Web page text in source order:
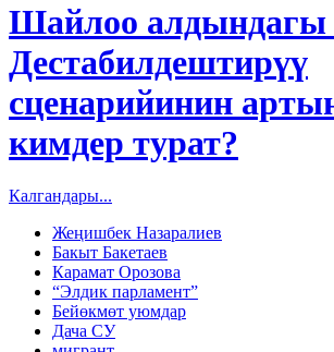
Шайлоо алдындагы
Дестабилдештирүү
сценарийинин
кимдер турат?
Калгандары...
Жеңишбек Назаралиев
Бакыт Бакетаев
Карамат Орозова
“Элдик парламент”
Бейөкмөт уюмдар
Дача СУ